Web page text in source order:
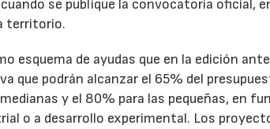
se publique la convocatoria oficial,
territorio.
esquema de ayudas que en la edición
que podrán alcanzar el 65% del
y el 80% para las pequeñas, en
o a desarrollo experimental. Los